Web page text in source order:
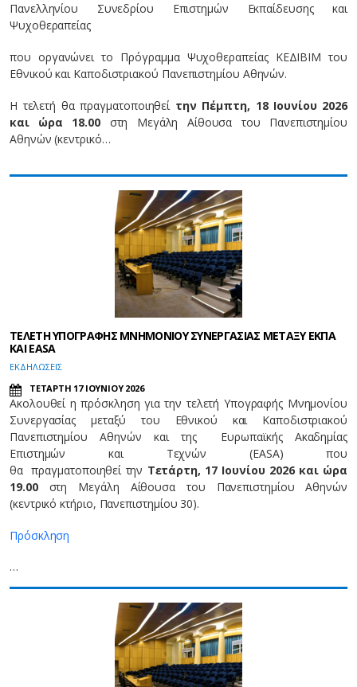
Πανελληνίου Συνεδρίου Επιστημών Εκπαίδευσης και
Ψυχοθεραπείας
που οργανώνει το Πρόγραμμα Ψυχοθεραπείας ΚΕΔΙΒΙΜ του
Εθνικού και Καποδιστριακού Πανεπιστημίου Αθηνών.
Η τελετή θα πραγματοποιηθεί την Πέμπτη, 18 Ιουνίου 2026
και ώρα 18.00 στη Μεγάλη Αίθουσα του Πανεπιστημίου
Αθηνών (κεντρικό…
ΤΕΛΕΤΗ ΥΠΟΓΡΑΦΗΣ ΜΝΗΜΟΝΙΟΥ ΣΥΝΕΡΓΑΣΙΑΣ ΜΕΤΑΞΥ ΕΚΠΑ
ΚΑΙ EASA
EΚΔΗΛΩΣΕΙΣ
ΤΕΤΑΡΤΗ 17 ΙΟΥΝΙΟΥ 2026
Ακολουθεί η πρόσκληση για την τελετή Υπογραφής Μνημονίου
Συνεργασίας μεταξύ του Εθνικού και Καποδιστριακού
Πανεπιστημίου Αθηνών και της Ευρωπαϊκής Ακαδημίας
Επιστημών και Τεχνών (EASA) που
θα πραγματοποιηθεί την Τετάρτη, 17 Ιουνίου 2026 και ώρα
19.00 στη Μεγάλη Αίθουσα του Πανεπιστημίου Αθηνών
(κεντρικό κτήριο, Πανεπιστημίου 30).
Πρόσκληση
…